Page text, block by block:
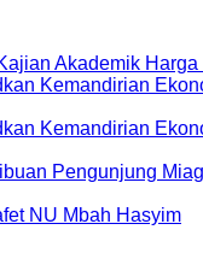
NU Mbah Hasyim